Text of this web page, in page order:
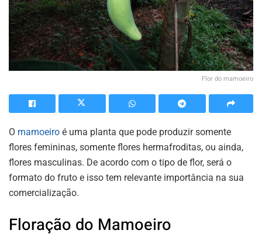
Flor do mamoeiro
O mamoeiro é uma planta que pode produzir somente
flores femininas, somente flores hermafroditas, ou ainda,
flores masculinas. De acordo com o tipo de flor, será o
formato do fruto e isso tem relevante importância na sua
comercialização.
Floração do Mamoeiro